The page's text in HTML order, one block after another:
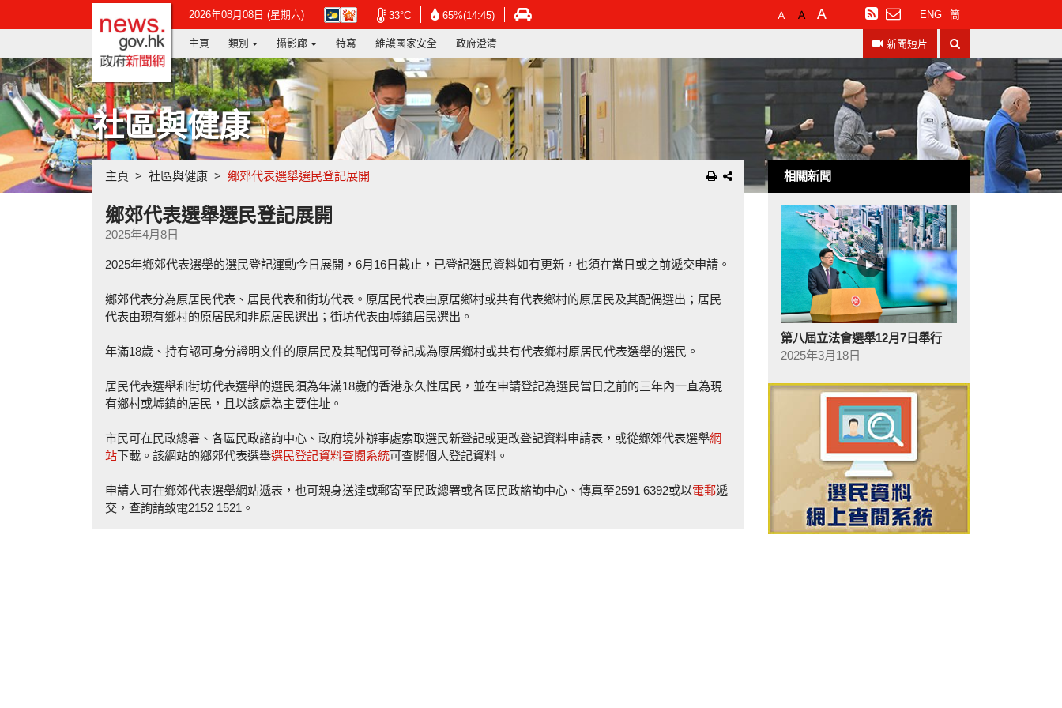
2026年08月08日 (星期六)
在
新
窗
香
港
天
台
網
33°C在
新
視
窗
開
啟
連
結
-
香
港
65%(14:45)在
新
視
窗
啟
連
-
香
港
在
新
窗
開
啟
連
結
-
香
預
設
體
大
較
大
字
體
最
大
字
體
訂
閱
RSS
ENG 簡
政府新聞網主頁
主頁 類別 攝影廊 特寫 維護國家安全 政府澄清 新聞短片
尋
社區與健康
主頁 社區與健康 鄉郊代表選舉選民登記展開
鄉郊代表選舉選民登記展開
2025年4月8日
2025年鄉郊代表選舉的選民登記運動今日展開，6月16日截止，已登記選民資料如有更新，也須在當日或之前遞交申請。
鄉郊代表分為原居民代表、居民代表和街坊代表。原居民代表由原居鄉村或共有代表鄉村的原居民及其配偶選出；居民
代表由現有鄉村的原居民和非原居民選出；街坊代表由墟鎮居民選出。
年滿18歲、持有認可身分證明文件的原居民及其配偶可登記成為原居鄉村或共有代表鄉村原居民代表選舉的選民。
居民代表選舉和街坊代表選舉的選民須為年滿18歲的香港永久性居民，並在申請登記為選民當日之前的三年內一直為現
有鄉村或墟鎮的居民，且以該處為主要住址。
市民可在民政總署、各區民政諮詢中心、政府境外辦事處索取選民新登記或更改登記資料申請表，或從鄉郊代表選舉網
站下載。該網站的鄉郊代表選舉選民登記資料查閱系統可查閱個人登記資料。
申請人可在鄉郊代表選舉網站遞表，也可親身送達或郵寄至民政總署或各區民政諮詢中心、傳真至2591 6392或以電郵遞
交，查詢請致電2152 1521。
相關新聞
第八屆立法會選舉12月7日舉行
2025年3月18日